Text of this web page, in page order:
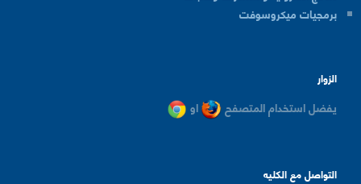
برمجيات ميكروسوفت
الزوار
يفضل استخدام المتصفح او
التواصل مع الكليه